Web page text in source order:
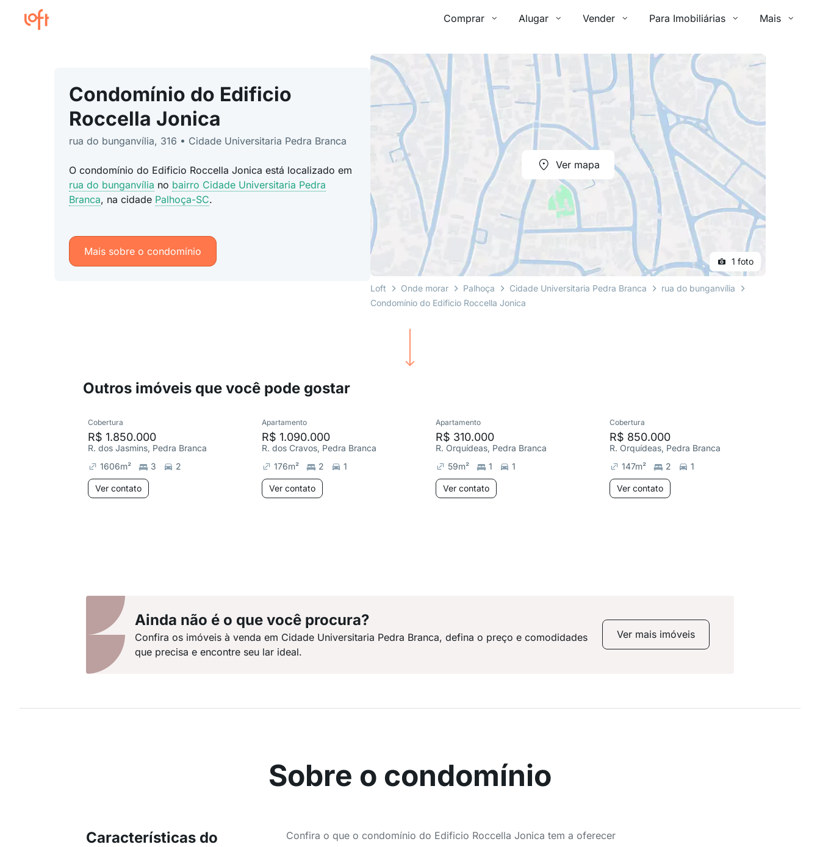
Comprar Alugar Vender Para Imobiliárias Mais
Condomínio do Edificio
Roccella Jonica
rua do bunganvília, 316 • Cidade Universitaria Pedra Branca
O condomínio do Edificio Roccella Jonica está localizado em
rua do bunganvília no bairro Cidade Universitaria Pedra
Branca, na cidade Palhoça-SC.
Mais sobre o condomínio
Ver mapa
1 foto
Loft Onde morar Palhoça Cidade Universitaria Pedra Branca
rua do bunganvília
Condomínio do Edificio Roccella Jonica
Outros imóveis que você pode gostar
Cobertura
R$ 1.850.000
R. dos Jasmins, Pedra Branca
1606m² 3 2
Ver contato
Apartamento
R$ 1.090.000
R. dos Cravos, Pedra Branca
176m² 2 1
Ver contato
Apartamento
R$ 310.000
R. Orquídeas, Pedra Branca
59m² 1 1
Ver contato
Cobertura
R$ 850.000
R. Orquídeas, Pedra Branca
147m² 2 1
Ver contato
Ainda não é o que você procura?
Confira os imóveis à venda em Cidade Universitaria Pedra Branca, defina o preço e comodidades
que precisa e encontre seu lar ideal.
Ver mais imóveis
Sobre o condomínio
Características do
Confira o que o condomínio do Edificio Roccella Jonica tem a oferecer